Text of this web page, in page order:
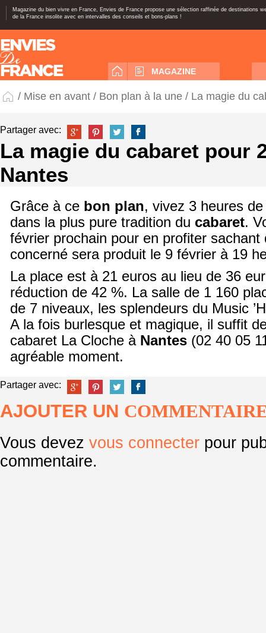
Magazine du bien vivre en France, Envies de France propose une sélection raffinée de destinations
de la France insolite avec en intervalles des conseils et bons-plans !
MAGAZINE
/ Mise en avant / Bon plan à la une / La magie du
Partager avec:
La magie du cabaret pour
Nantes
Grâce à ce bon plan, vivez 3 heures
dans la plus pure tradition du cabaret.
février prochain pour en profiter sachant
concerné sera produit le 9 février à 19
La place est à 21 euros au lieu de 36
réduction de 42 %. La salle de 1 160
de 7 niveaux, les splendeurs du Music
A la fois burlesque et magique, il suffit
cabaret La Cloche à Nantes (02 40 05
agréable moment.
Partager avec:
AJOUTER UN
Vous devez vous connecter pour
commentaire.